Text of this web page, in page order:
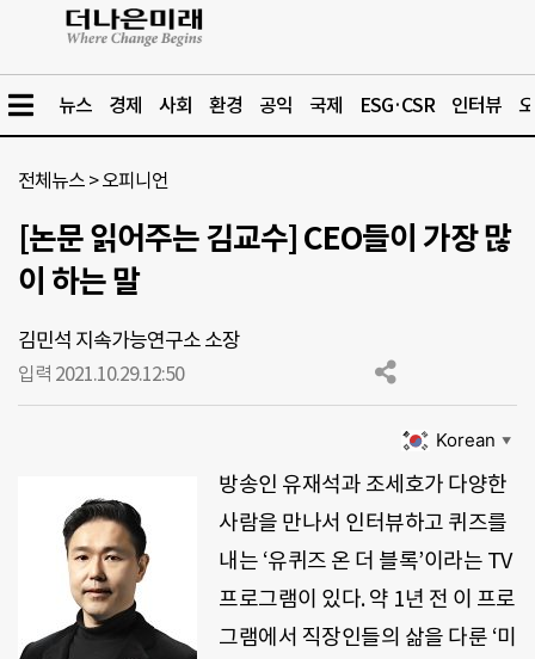
뉴스 경제 사회 환경 공익 국제 ESG·CSR 인터뷰
전체뉴스 >오피니언
[논문 읽어주는 김교수] CEO들이 가장 많
이 하는 말
김민석 지속가능연구소 소장
입력 2021.10.29.12:50
Korean ▼
방송인 유재석과 조세호가 다양한
사람을 만나서 인터뷰하고 퀴즈를
내는 ‘유퀴즈 온 더 블록’이라는 TV
프로그램이 있다. 약 1년 전 이 프로
그램에서 직장인들의 삶을 다룬 ‘미